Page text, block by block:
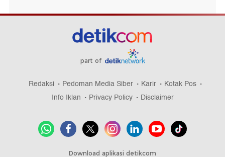
part of
Redaksi Pedoman Media Siber Karir
Kotak Pos
Info Iklan
Privacy Policy Disclaimer
Download aplikasi detikcom